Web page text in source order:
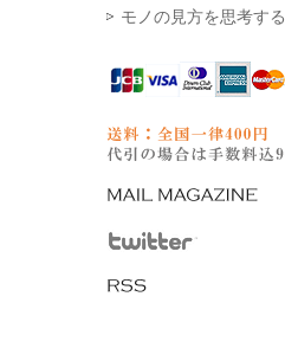
モノの見方を思考する